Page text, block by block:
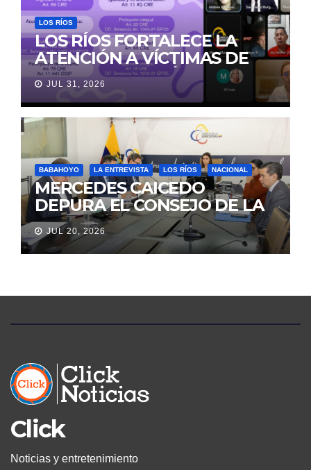
LOS RÍOS
LOS RÍOS FORTALECE LA
ATENCIÓN A VÍCTIMAS DE
VIOLENCIA DE GÉNERO
PARA EVITAR LA
REVICTIMIZACIÓN
JUL 31, 2026
BABAHOYO LA ENTREVISTA LOS RÍOS NACIONAL
MERCEDES CAICEDO
DEPURA EL CONSEJO DE LA
JUDICATURA
JUL 20, 2026
Click
Noticias y entretenimiento